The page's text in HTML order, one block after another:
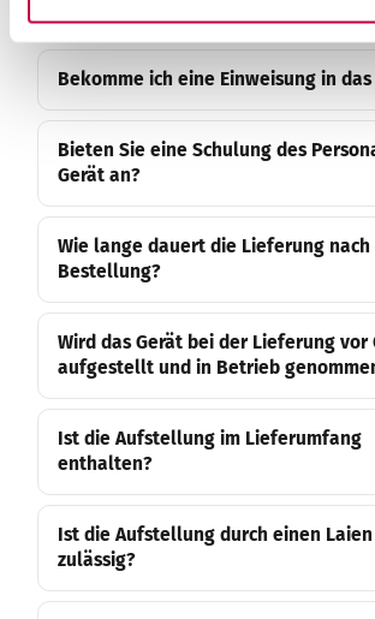
Bekomme ich eine Einweisung in das
Bieten Sie eine Schulung des
Gerät an?
Wie lange dauert die Lieferung nach
Bestellung?
Wird das Gerät bei der Lieferung vor
aufgestellt und in Betrieb
Ist die Aufstellung im Lieferumfang
enthalten?
Ist die Aufstellung durch einen Laien
zulässig?